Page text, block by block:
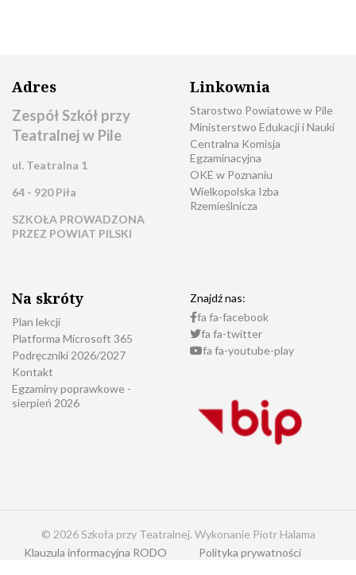
Adres
Zespół Szkół przy
Teatralnej w Pile
ul. Teatralna 1
64 - 920 Piła
SZKOŁA PROWADZONA
PRZEZ POWIAT PILSKI
Linkownia
Starostwo Powiatowe w Pile
Ministerstwo Edukacji i Nauki
Centralna Komisja
Egzaminacyjna
OKE w Poznaniu
Wielkopolska Izba
Rzemieślnicza
Na skróty
Plan lekcji
Platforma Microsoft 365
Podręczniki 2026/2027
Kontakt
Egzaminy poprawkowe -
sierpień 2026
Znajdź nas:
fa fa-facebook
fa fa-twitter
fa fa-youtube-play
© 2026 Szkoła przy Teatralnej. Wykonanie Piotr Halama
Klauzula informacyjna RODO
Polityka prywatności